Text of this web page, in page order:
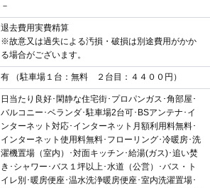
－
退去費用実費精算
※故意又は過失による汚損・破損は別途費用がかか
る場合がございます。
有 （駐車場１台：無料 ２台目：４４００円）
日当たり良好･閑静な住宅街･プロパンガス･角部屋･
バルコニー･ベランダ･駐車場2台可･BSアンテナ･イ
ンターネット対応･インターネット月額利用料無料･
インターネット使用料無料･フローリング･冷暖房･洗
濯機置場（室内）･対面キッチン･給湯(ガス)･追い焚
き･シャワー･バス１坪以上･水道（公営）･バス・ト
イレ別･暖房便座･温水洗浄暖房便座･室内洗濯置場･